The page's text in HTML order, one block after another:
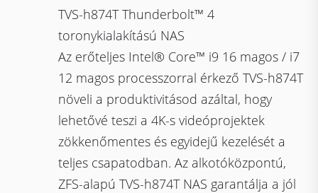
TVS-h874T Thunderbolt™ 4
toronykialakítású NAS
Az erőteljes Intel® Core™ i9 16 magos / i7
12 magos processzorral érkező TVS-h874T
növeli a produktivitásod azáltal, hogy
lehetővé teszi a 4K-s videóprojektek
zökkenőmentes és egyidejű kezelését a
teljes csapatodban. Az alkotóközpontú,
ZFS-alapú TVS-h874T NAS garantálja a jól